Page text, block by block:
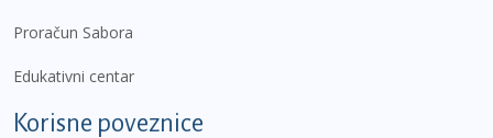
Proračun Sabora
Edukativni centar
Korisne poveznice